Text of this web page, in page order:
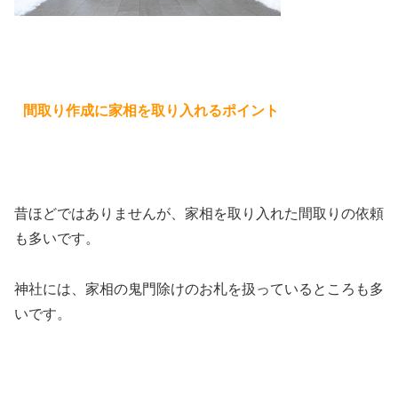
間取り作成に家相を取り入れるポイント
昔ほどではありませんが、家相を取り入れた間取りの依頼
も多いです。
神社には、家相の鬼門除けのお札を扱っているところも多
いです。